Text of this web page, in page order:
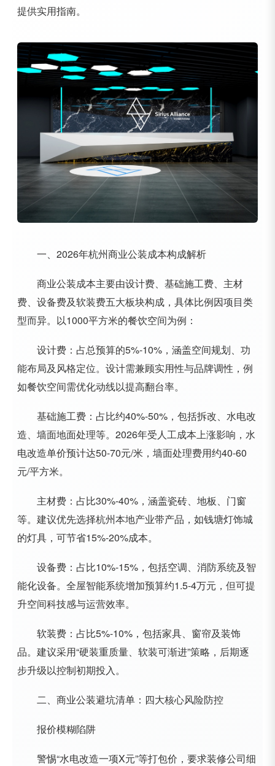
提供实用指南。
一、2026年杭州商业公装成本构成解析
商业公装成本主要由设计费、基础施工费、主材
费、设备费及软装费五大板块构成，具体比例因项目类
型而异。以1000平方米的餐饮空间为例：
设计费：占总预算的5%-10%，涵盖空间规划、功
能布局及风格定位。设计需兼顾实用性与品牌调性，例
如餐饮空间需优化动线以提高翻台率。
基础施工费：占比约40%-50%，包括拆改、水电改
造、墙面地面处理等。2026年受人工成本上涨影响，水
电改造单价预计达50-70元/米，墙面处理费用约40-60
元/平方米。
主材费：占比30%-40%，涵盖瓷砖、地板、门窗
等。建议优先选择杭州本地产业带产品，如钱塘灯饰城
的灯具，可节省15%-20%成本。
设备费：占比10%-15%，包括空调、消防系统及智
能化设备。全屋智能系统增加预算约1.5-4万元，但可提
升空间科技感与运营效率。
软装费：占比5%-10%，包括家具、窗帘及装饰
品。建议采用“硬装重质量、软装可渐进”策略，后期逐
步升级以控制初期投入。
二、商业公装避坑清单：四大核心风险防控
报价模糊陷阱
警惕“水电改造一项X元”等打包价，要求装修公司细